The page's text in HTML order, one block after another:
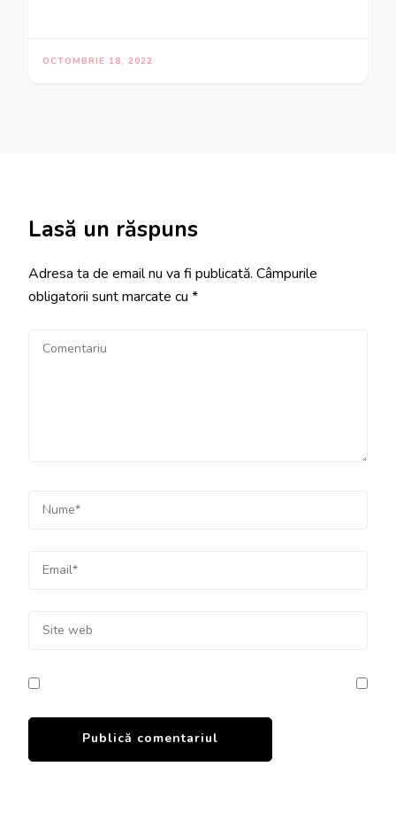
OCTOMBRIE 18, 2022
Lasă un răspuns
Adresa ta de email nu va fi publicată. Câmpurile
obligatorii sunt marcate cu *